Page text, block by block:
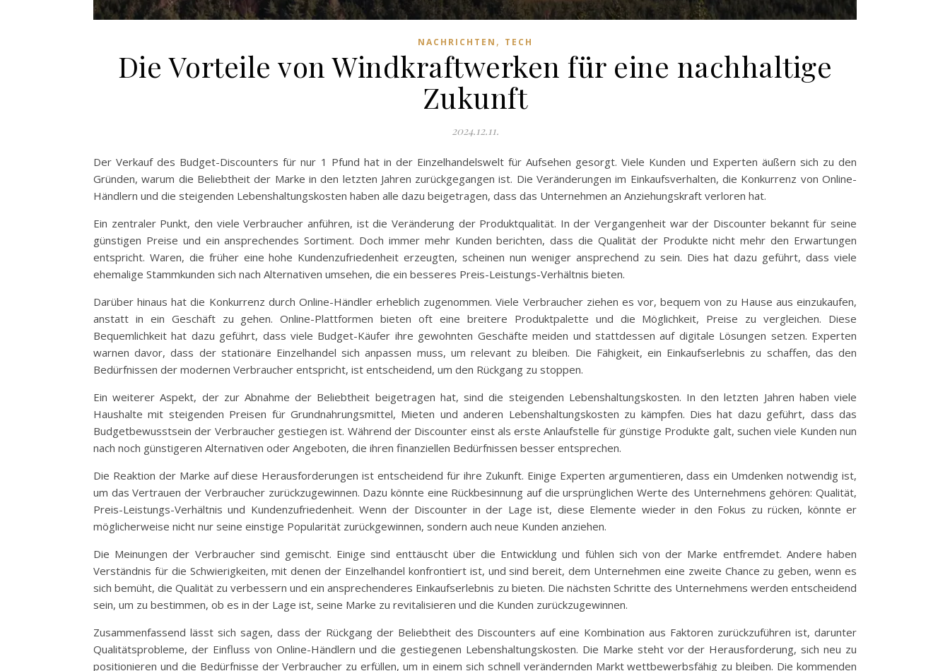
NACHRICHTEN , TECH
Die Vorteile von Windkraftwerken für eine nachhaltige
Zukunft
2024.12.11.
Der Verkauf des Budget-Discounters für nur 1 Pfund hat in der Einzelhandelswelt für Aufsehen gesorgt. Viele Kunden und Experten äußern sich zu den
Gründen, warum die Beliebtheit der Marke in den letzten Jahren zurückgegangen ist. Die Veränderungen im Einkaufsverhalten, die Konkurrenz von Online-
Händlern und die steigenden Lebenshaltungskosten haben alle dazu beigetragen, dass das Unternehmen an Anziehungskraft verloren hat.
Ein zentraler Punkt, den viele Verbraucher anführen, ist die Veränderung der Produktqualität. In der Vergangenheit war der Discounter bekannt für seine
günstigen Preise und ein ansprechendes Sortiment. Doch immer mehr Kunden berichten, dass die Qualität der Produkte nicht mehr den Erwartungen
entspricht. Waren, die früher eine hohe Kundenzufriedenheit erzeugten, scheinen nun weniger ansprechend zu sein. Dies hat dazu geführt, dass viele
ehemalige Stammkunden sich nach Alternativen umsehen, die ein besseres Preis-Leistungs-Verhältnis bieten.
Darüber hinaus hat die Konkurrenz durch Online-Händler erheblich zugenommen. Viele Verbraucher ziehen es vor, bequem von zu Hause aus einzukaufen,
anstatt in ein Geschäft zu gehen. Online-Plattformen bieten oft eine breitere Produktpalette und die Möglichkeit, Preise zu vergleichen. Diese
Bequemlichkeit hat dazu geführt, dass viele Budget-Käufer ihre gewohnten Geschäfte meiden und stattdessen auf digitale Lösungen setzen. Experten
warnen davor, dass der stationäre Einzelhandel sich anpassen muss, um relevant zu bleiben. Die Fähigkeit, ein Einkaufserlebnis zu schaffen, das den
Bedürfnissen der modernen Verbraucher entspricht, ist entscheidend, um den Rückgang zu stoppen.
Ein weiterer Aspekt, der zur Abnahme der Beliebtheit beigetragen hat, sind die steigenden Lebenshaltungskosten. In den letzten Jahren haben viele
Haushalte mit steigenden Preisen für Grundnahrungsmittel, Mieten und anderen Lebenshaltungskosten zu kämpfen. Dies hat dazu geführt, dass das
Budgetbewusstsein der Verbraucher gestiegen ist. Während der Discounter einst als erste Anlaufstelle für günstige Produkte galt, suchen viele Kunden nun
nach noch günstigeren Alternativen oder Angeboten, die ihren finanziellen Bedürfnissen besser entsprechen.
Die Reaktion der Marke auf diese Herausforderungen ist entscheidend für ihre Zukunft. Einige Experten argumentieren, dass ein Umdenken notwendig ist,
um das Vertrauen der Verbraucher zurückzugewinnen. Dazu könnte eine Rückbesinnung auf die ursprünglichen Werte des Unternehmens gehören: Qualität,
Preis-Leistungs-Verhältnis und Kundenzufriedenheit. Wenn der Discounter in der Lage ist, diese Elemente wieder in den Fokus zu rücken, könnte er
möglicherweise nicht nur seine einstige Popularität zurückgewinnen, sondern auch neue Kunden anziehen.
Die Meinungen der Verbraucher sind gemischt. Einige sind enttäuscht über die Entwicklung und fühlen sich von der Marke entfremdet. Andere haben
Verständnis für die Schwierigkeiten, mit denen der Einzelhandel konfrontiert ist, und sind bereit, dem Unternehmen eine zweite Chance zu geben, wenn es
sich bemüht, die Qualität zu verbessern und ein ansprechenderes Einkaufserlebnis zu bieten. Die nächsten Schritte des Unternehmens werden entscheidend
sein, um zu bestimmen, ob es in der Lage ist, seine Marke zu revitalisieren und die Kunden zurückzugewinnen.
Zusammenfassend lässt sich sagen, dass der Rückgang der Beliebtheit des Discounters auf eine Kombination aus Faktoren zurückzuführen ist, darunter
Qualitätsprobleme, der Einfluss von Online-Händlern und die gestiegenen Lebenshaltungskosten. Die Marke steht vor der Herausforderung, sich neu zu
positionieren und die Bedürfnisse der Verbraucher zu erfüllen, um in einem sich schnell verändernden Markt wettbewerbsfähig zu bleiben. Die kommenden